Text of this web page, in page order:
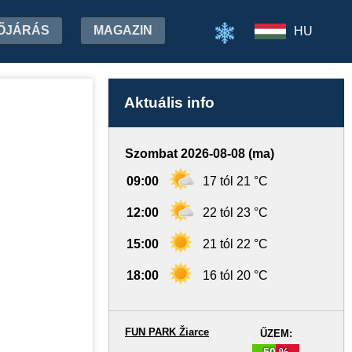
MAGAZIN HU
Aktuális info
Szombat 2026-08-08 (ma)
09:00 17 tól 21 °C
12:00 22 tól 23 °C
15:00 21 tól 22 °C
18:00 16 tól 20 °C
ŰZEM:
FUN PARK Žiarce